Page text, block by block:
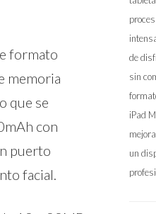
formato
memoria
que se
con
puerto
facial.